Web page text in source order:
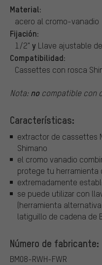
Material:
acero al cromo-vanadio
Fijación:
1/2" y Llave ajustable
Compatibilidad:
Cassettes con rosca
Nota:nocompatible con
Características:
extractor de cassettes
Shimano
el cromo vanadio
protege tu herramienta
extremadamente
se puede utilizar con
(herramienta
latiguillo de cadena de
Número de fabricante:
BM08-RWH-FWR